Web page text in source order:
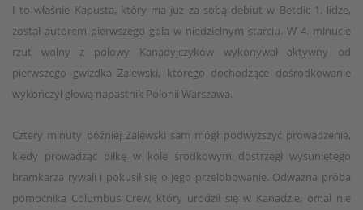
I to właśnie Kapusta, który ma już za sobą debiut w Betclic 1. lidze,
został autorem pierwszego gola w niedzielnym starciu. W 4. minucie
rzut wolny z połowy Kanadyjczyków wykonywał aktywny od
pierwszego gwizdka Zalewski, którego dochodzące dośrodkowanie
wykończył głową napastnik Polonii Warszawa.
Cztery minuty później Zalewski sam mógł podwyższyć prowadzenie,
kiedy prowadząc piłkę w kole środkowym dostrzegł wysuniętego
bramkarza rywali i pokusił się o jego przelobowanie. Odważna próba
pomocnika Columbus Crew, który urodził się w Kanadzie, omal nie